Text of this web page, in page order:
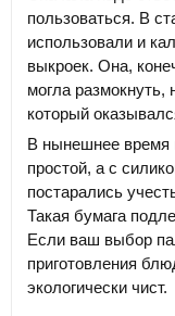
пользоваться. В
использовали и
выкроек. Она,
могла
который
В нынешнее время
простой, а с
постарались
Такая бумага
Если ваш выбор
приготовления
экологически чист.